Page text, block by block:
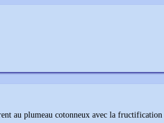
au plumeau cotonneux avec la fructification